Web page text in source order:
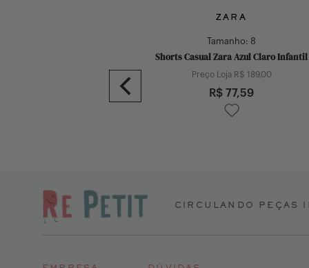
ZARA
Tamanho: 8
Shorts Casual Zara Azul Claro Infantil
Preço Loja R$ 189,00
R$ 77,59
CIRCULANDO PEÇAS